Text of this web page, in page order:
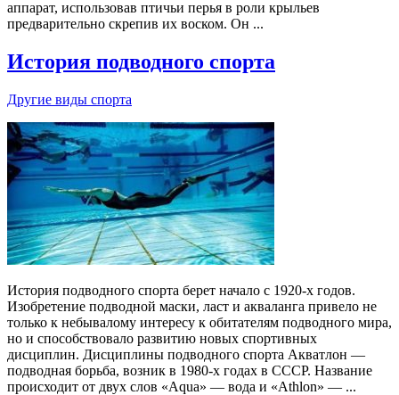
аппарат, использовав птичьи перья в роли крыльев
предварительно скрепив их воском. Он ...
История подводного спорта
Другие виды спорта
История подводного спорта берет начало с 1920-х годов.
Изобретение подводной маски, ласт и акваланга привело не
только к небывалому интересу к обитателям подводного мира,
но и способствовало развитию новых спортивных
дисциплин. Дисциплины подводного спорта Акватлон —
подводная борьба, возник в 1980-х годах в СССР. Название
происходит от двух слов «Aqua» — вода и «Athlon» — ...